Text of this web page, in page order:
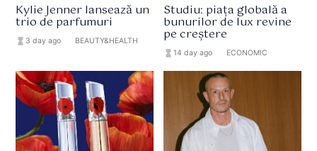
Kylie Jenner lansează un
trio de parfumuri
hourglass_full 3 day ago BEAUTY&HEALTH
Studiu: piața globală a
bunurilor de lux revine
pe creștere
hourglass_full 14 day ago ECONOMIC